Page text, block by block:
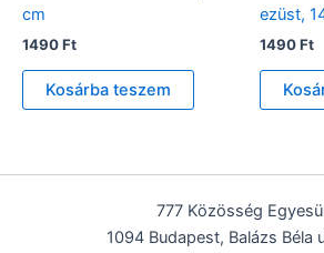
cm
1490Ft
Kosárba teszem
ezüst,
1490Ft
777 Közösség
1094 Budapest, Balázs Béla